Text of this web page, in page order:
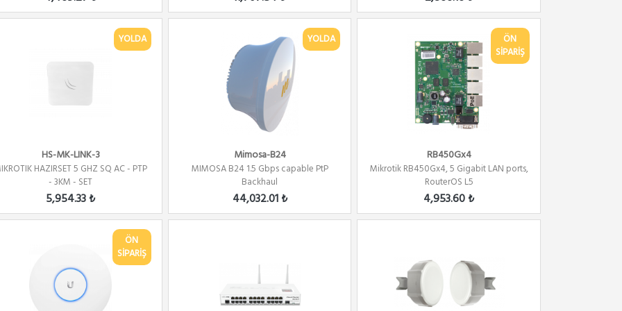
YOLDA
HS-MK-LINK-3
HAZIRSET 5 GHZ SQ AC - PTP
- 3KM - SET
5,954.33 ₺
YOLDA
Mimosa-B24
MIMOSA B24 1.5 Gbps capable PtP
Backhaul
44,032.01 ₺
ÖN
SİPARİŞ
RB450Gx4
Mikrotik RB450Gx4, 5 Gigabit LAN ports,
RouterOS L5
4,953.60 ₺
ÖN
SİPARİŞ